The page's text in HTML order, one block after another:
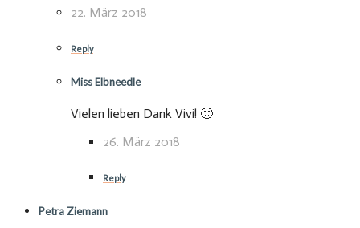
22. März 2018
Reply
Miss Elbneedle
Vielen lieben Dank Vivi! 🙂
26. März 2018
Reply
Petra Ziemann